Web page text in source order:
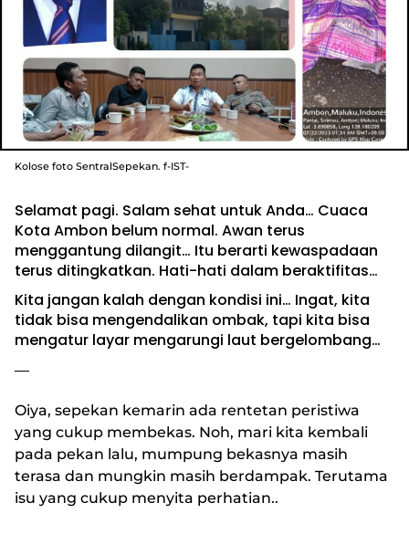
Kolose foto SentralSepekan. f-IST-
Selamat pagi. Salam sehat untuk Anda… Cuaca
Kota Ambon belum normal. Awan terus
menggantung dilangit… Itu berarti kewaspadaan
terus ditingkatkan. Hati-hati dalam beraktifitas…
Kita jangan kalah dengan kondisi ini… Ingat, kita
tidak bisa mengendalikan ombak, tapi kita bisa
mengatur layar mengarungi laut bergelombang…
—
Oiya, sepekan kemarin ada rentetan peristiwa
yang cukup membekas. Noh, mari kita kembali
pada pekan lalu, mumpung bekasnya masih
terasa dan mungkin masih berdampak. Terutama
isu yang cukup menyita perhatian..